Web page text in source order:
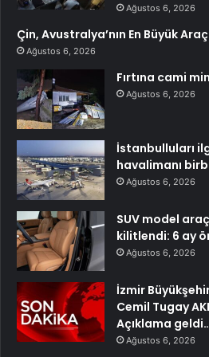
Ağustos 6, 2026
Çin, Avustralya’nın En Büyük
Ağustos 6, 2026
Fırtına cami
Ağustos 6, 2026
İstanbulluları
havalimanı
Ağustos 6, 2026
SUV model
kilitlendi: 6 ay
Ağustos 6, 2026
İzmir
Cemil Tugay
Açıklama
Ağustos 6, 2026